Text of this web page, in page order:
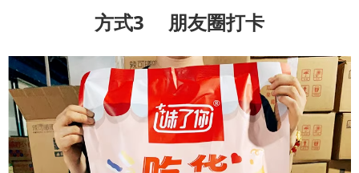
方式3 朋友圈打卡